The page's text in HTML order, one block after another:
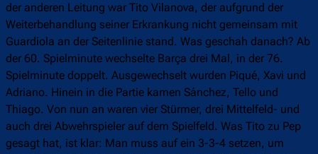
der anderen Leitung war Tito Vilanova, der aufgrund der
Weiterbehandlung seiner Erkrankung nicht gemeinsam mit
Guardiola an der Seitenlinie stand. Was geschah danach? Ab
der 60. Spielminute wechselte Barça drei Mal, in der 76.
Spielminute doppelt. Ausgewechselt wurden Piqué, Xavi und
Adriano. Hinein in die Partie kamen Sánchez, Tello und
Thiago. Von nun an waren vier Stürmer, drei Mittelfeld- und
auch drei Abwehrspieler auf dem Spielfeld. Was Tito zu Pep
gesagt hat, ist klar: Man muss auf ein 3-3-4 setzen, um